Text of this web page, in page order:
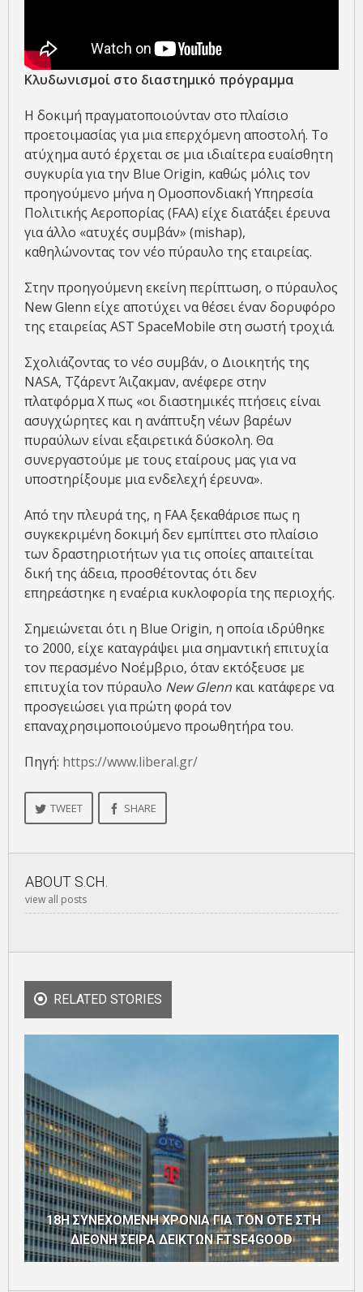
Κλυδωνισμοί στο διαστημικό πρόγραμμα
Η δοκιμή πραγματοποιούνταν στο πλαίσιο
προετοιμασίας για μια επερχόμενη αποστολή. Το
ατύχημα αυτό έρχεται σε μια ιδιαίτερα ευαίσθητη
συγκυρία για την Blue Origin, καθώς μόλις τον
προηγούμενο μήνα η Ομοσπονδιακή Υπηρεσία
Πολιτικής Αεροπορίας (FAA) είχε διατάξει έρευνα
για άλλο «ατυχές συμβάν» (mishap),
καθηλώνοντας τον νέο πύραυλο της εταιρείας.
Στην προηγούμενη εκείνη περίπτωση, ο πύραυλος
New Glenn είχε αποτύχει να θέσει έναν δορυφόρο
της εταιρείας AST SpaceMobile στη σωστή τροχιά.
Σχολιάζοντας το νέο συμβάν, ο Διοικητής της
NASA, Τζάρεντ Άιζακμαν, ανέφερε στην
πλατφόρμα X πως «οι διαστημικές πτήσεις είναι
ασυγχώρητες και η ανάπτυξη νέων βαρέων
πυραύλων είναι εξαιρετικά δύσκολη. Θα
συνεργαστούμε με τους εταίρους μας για να
υποστηρίξουμε μια ενδελεχή έρευνα».
Από την πλευρά της, η FAA ξεκαθάρισε πως η
συγκεκριμένη δοκιμή δεν εμπίπτει στο πλαίσιο
των δραστηριοτήτων για τις οποίες απαιτείται
δική της άδεια, προσθέτοντας ότι δεν
επηρεάστηκε η εναέρια κυκλοφορία της περιοχής.
Σημειώνεται ότι η Blue Origin, η οποία ιδρύθηκε
το 2000, είχε καταγράψει μια σημαντική επιτυχία
τον περασμένο Νοέμβριο, όταν εκτόξευσε με
επιτυχία τον πύραυλο New Glenn και κατάφερε να
προσγειώσει για πρώτη φορά τον
επαναχρησιμοποιούμενο προωθητήρα του.
Πηγή: https://www.liberal.gr/
TWEET SHARE
ABOUT S.CH.
view all posts
RELATED STORIES
18Η ΣΥΝΕΧΟΜΕΝΗ ΧΡΟΝΙΑ ΓΙΑ ΤΟΝ ΟΤΕ ΣΤΗ
ΔΙΕΘΝΗ ΣΕΙΡΑ ΔΕΙΚΤΩΝ FTSE4GOOD